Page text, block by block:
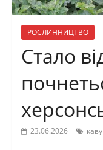
РОСЛИННИЦТВО
Стало
23.06.2026